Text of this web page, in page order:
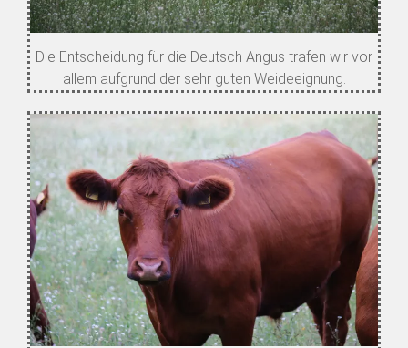
Die Entscheidung für die Deutsch Angus trafen wir vor
allem aufgrund der sehr guten Weideeignung.